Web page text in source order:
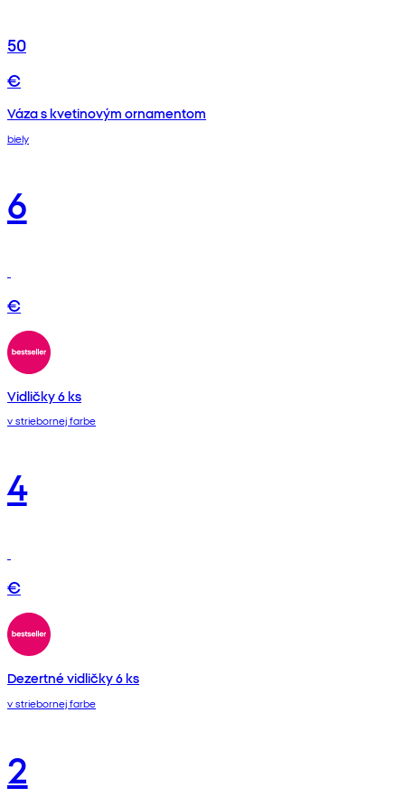
50
€
Váza s kvetinovým ornamentom
biely
6
€
Vidličky 6 ks
v striebornej farbe
4
€
Dezertné vidličky 6 ks
v striebornej farbe
2